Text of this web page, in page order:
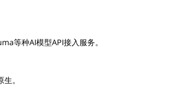
等种AI模型API接入服务。
。